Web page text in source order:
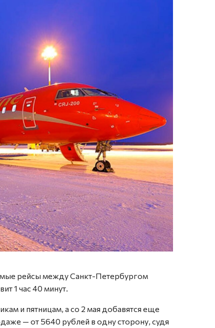
рейсы между Санкт-Петербургом
1 час 40 минут.
и пятницам, а со 2 мая добавятся еще
— от 5640 рублей в одну сторону, судя